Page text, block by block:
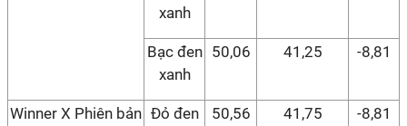
xanh
Bạc đen
xanh
50,06 41,25 -8,81
Winner X Phiên bản Đỏ đen
50,56 41,75 -8,81